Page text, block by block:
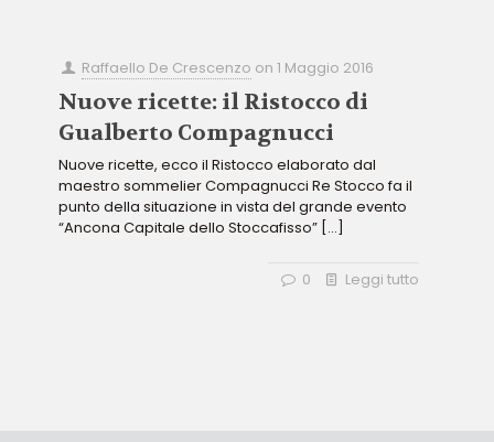
Raffaello De Crescenzo on1 Maggio 2016
Nuove ricette: il Ristocco di
Gualberto Compagnucci
Nuove ricette, ecco il Ristocco elaborato dal
maestro sommelier Compagnucci Re Stocco fa il
punto della situazione in vista del grande evento
“Ancona Capitale dello Stoccafisso” […]
0 Leggi tutto